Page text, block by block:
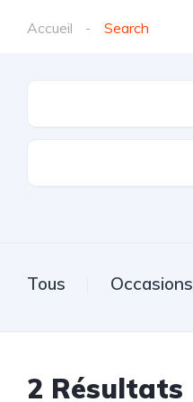
Accueil Search
Tous Occasions
2 Résultats